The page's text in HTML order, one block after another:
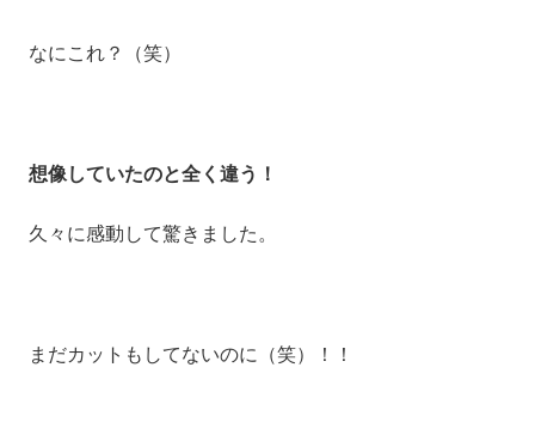
なにこれ？（笑）
想像していたのと全く違う！
久々に感動して驚きました。
まだカットもしてないのに（笑）！！